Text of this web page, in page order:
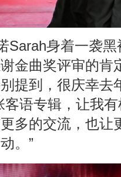
Sarah身着一袭
金曲奖评审的肯
提到，很庆幸去
客语专辑，让我
多的交流，也让
。”